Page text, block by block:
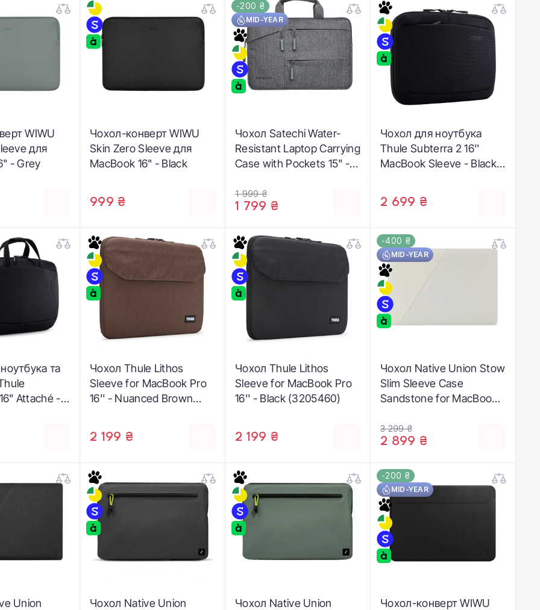
WIWU
для
- Grey
Чохол-конверт WIWU
Skin Zero Sleeve для
MacBook 16" - Black
999 ₴
-200 ₴
MID-YEAR
Чохол Satechi Water-
Resistant Laptop Carrying
Case with Pockets 15" -
1 999 ₴
1 799 ₴
Чохол для ноутбука
Thule Subterra 2 16''
MacBook Sleeve - Black
2 699 ₴
та
Attaché -
Чохол Thule Lithos
Sleeve for MacBook Pro
16'' - Nuanced Brown
2 199 ₴
Чохол Thule Lithos
Sleeve for MacBook Pro
16'' - Black (3205460)
2 199 ₴
-400 ₴
MID-YEAR
Чохол Native Union Stow
Slim Sleeve Case
Sandstone for MacBook
(STOW-MBS-SAN-16)
3 299 ₴
2 899 ₴
Union
Чохол Native Union
Чохол Native Union
-200 ₴
MID-YEAR
Чохол-конверт WIWU